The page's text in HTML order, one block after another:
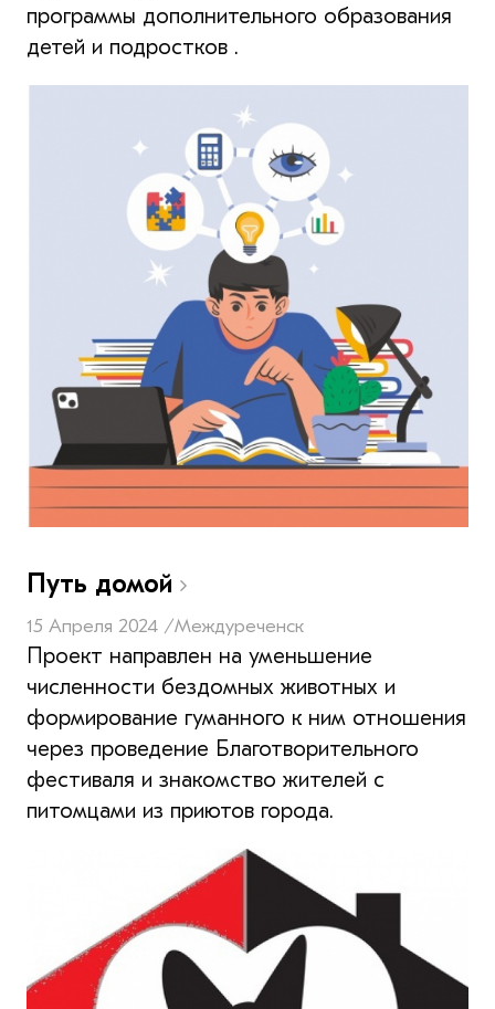
программы дополнительного образования
детей и подростков .
Путь домой
15 Апреля 2024 /Междуреченск
Проект направлен на уменьшение
численности бездомных животных и
формирование гуманного к ним отношения
через проведение Благотворительного
фестиваля и знакомство жителей с
питомцами из приютов города.